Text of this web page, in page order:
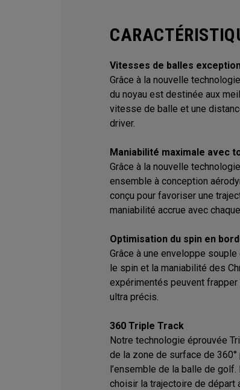
Vitesses de balles
Grâce à la nouvelle
du noyau est destinée aux
vitesse de balle et une
driver.
Maniabilité maximale avec
Grâce à la nouvelle
ensemble à conception
conçu pour favoriser une
maniabilité accrue avec
Optimisation du spin en
Grâce à une enveloppe
le spin et la maniabilité des
expérimentés peuvent
ultra précis.
360 Triple Track
Notre technologie éprouvée
de la zone de surface de
l’ensemble de la balle de
choisir la trajectoire de